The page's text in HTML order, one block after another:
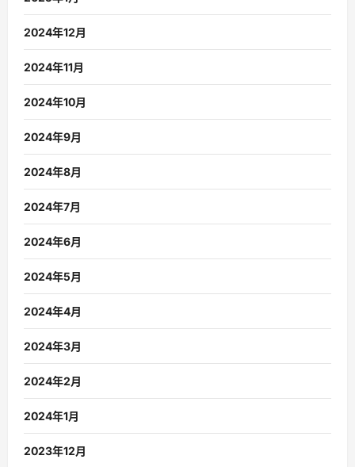
2024年12月
2024年11月
2024年10月
2024年9月
2024年8月
2024年7月
2024年6月
2024年5月
2024年4月
2024年3月
2024年2月
2024年1月
2023年12月